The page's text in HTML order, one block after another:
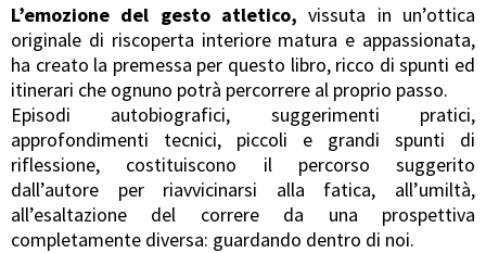
L’emozione del gesto atletico, vissuta in un’ottica
originale di riscoperta interiore matura e appassionata,
ha creato la premessa per questo libro, ricco di spunti ed
itinerari che ognuno potrà percorrere al proprio passo.
Episodi autobiografici, suggerimenti pratici,
approfondimenti tecnici, piccoli e grandi spunti di
riflessione, costituiscono il percorso suggerito
dall’autore per riavvicinarsi alla fatica, all’umiltà,
all’esaltazione del correre da una prospettiva
completamente diversa: guardando dentro di noi.